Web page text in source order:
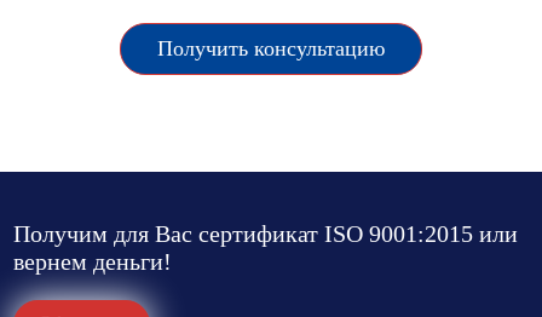
Получить консультацию
Получим для Вас сертификат ISO 9001:2015 или
вернем деньги!